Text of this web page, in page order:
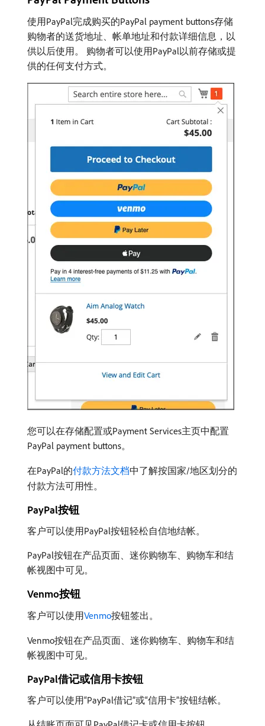
使用PayPal完成购买的PayPal payment buttons存储
购物者的送货地址、帐单地址和付款详细信息，以
供以后使用。 购物者可以使用PayPal以前存储或提
供的任何支付方式。
您可以在存储配置或Payment Services主页中配置
PayPal payment buttons。
在PayPal的付款方法文档中了解按国家/地区划分的
付款方法可用性。
PayPal按钮
客户可以使用PayPal按钮轻松自信地结帐。
PayPal按钮在产品页面、迷你购物车、购物车和结
帐视图中可见。
Venmo按钮
客户可以使用Venmo按钮签出。
Venmo按钮在产品页面、迷你购物车、购物车和结
帐视图中可见。
PayPal借记或信用卡按钮
客户可以使用“PayPal借记”或“信用卡”按钮结帐。